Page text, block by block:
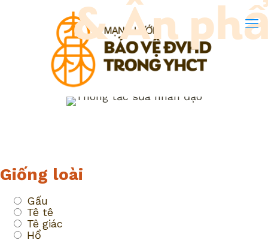
& Ấn
Giống loài
Gấu
Tê tê
Tê giác
Hổ